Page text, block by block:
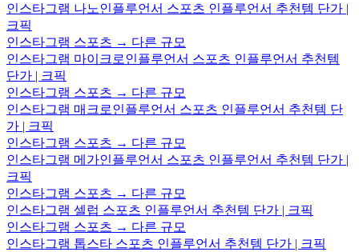
인스타그램 나노인플루언서 스포츠 인플루언서 추천템 단가 |
크픽
인스타그램 스포츠 → 다른 규모
인스타그램 마이크로인플루언서 스포츠 인플루언서 추천템
단가 | 크픽
인스타그램 스포츠 → 다른 규모
인스타그램 매크로인플루언서 스포츠 인플루언서 추천템 단
가 | 크픽
인스타그램 스포츠 → 다른 규모
인스타그램 메가인플루언서 스포츠 인플루언서 추천템 단가 |
크픽
인스타그램 스포츠 → 다른 규모
인스타그램 셀럽 스포츠 인플루언서 추천템 단가 | 크픽
인스타그램 스포츠 → 다른 규모
인스타그램 톱스타 스포츠 인플루언서 추천템 단가 | 크픽